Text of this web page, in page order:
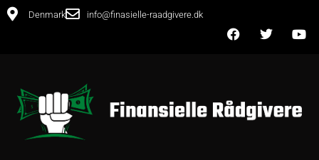
Denmark info@finasielle-raadgivere.dk